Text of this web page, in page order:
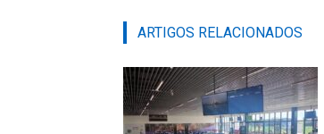
ARTIGOS RELACIONADOS